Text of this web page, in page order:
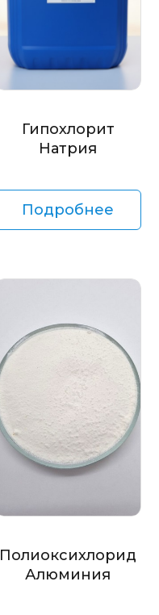
Гипохлорит
Натрия
Подробнее
Полиоксихлорид
Алюминия